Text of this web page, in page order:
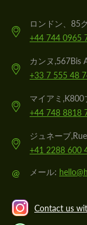
ロンドン、85
+44 744 0965
カンヌ,567Bis
+33 7 555 48
マイアミ,K800
+44 748 8818
ジュネーブ
+41 2288 600
@ メール:
Contact us